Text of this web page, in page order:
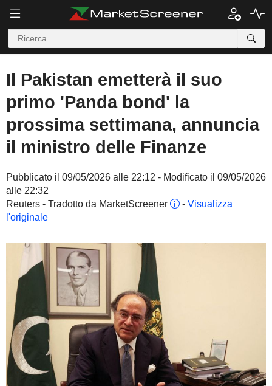
Il Pakistan emetterà il suo
primo 'Panda bond' la
prossima settimana, annuncia
il ministro delle Finanze
Pubblicato il 09/05/2026 alle 22:12 - Modificato il 09/05/2026
alle 22:32
Reuters - Tradotto da MarketScreener
- Visualizza
l'originale